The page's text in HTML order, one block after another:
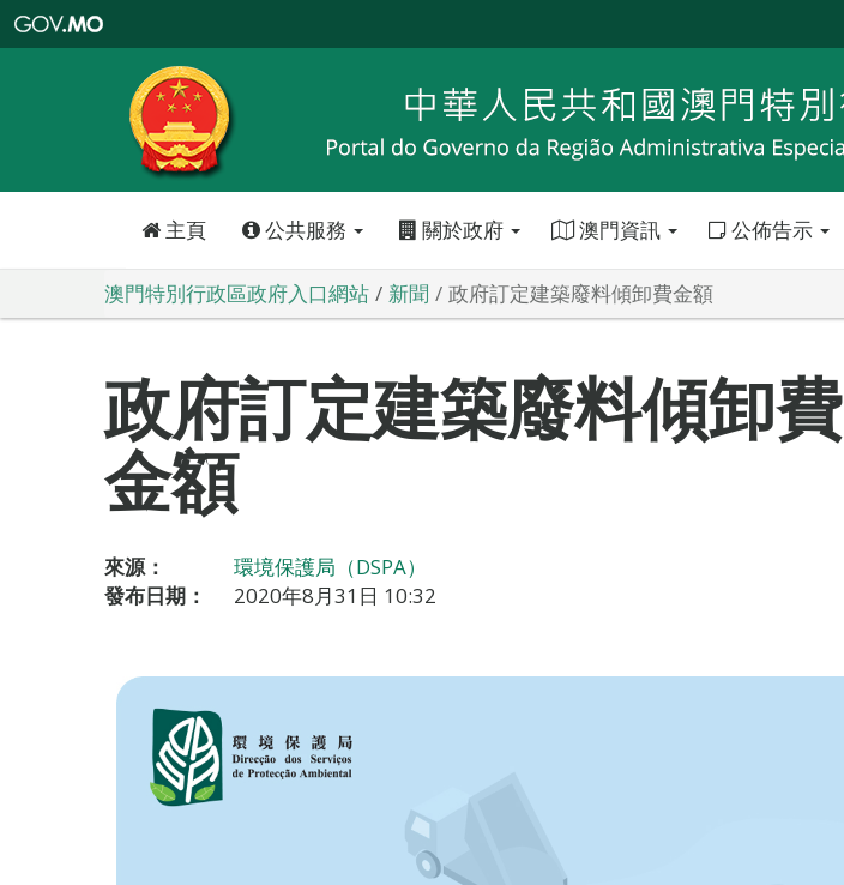
特
政
區
政
口
主頁 公共服務 關於政府 澳門資訊 公佈告示
澳門特別行政區政府入口網站 新聞 政府訂定建築廢料傾卸費金額
政府訂定建築廢料傾卸費
金額
來源：
環境保護局（DSPA）
發布日期：
2020年8月31日 10:32